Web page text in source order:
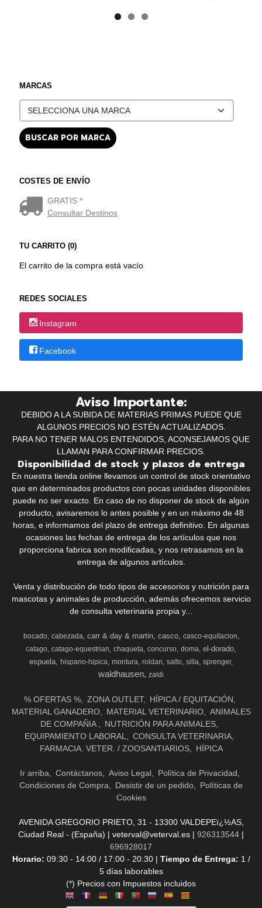
MARCAS
COSTES DE ENVÍO
GRATIS *
Consultar Destinos
TU CARRITO (0)
El carrito de la compra está vacío
REDES SOCIALES
Instagram
Facebook
Aviso Importante:
DEBIDO A LA SUBIDA DE MATERIAS PRIMAS PUEDE QUE
ALGUNOS PRECIOS NO ESTÉN ACTUALIZADOS.
PARA NO TENER MALOS ENTENDIDOS, ACONSEJAMOS QUE
LLAMAN PARA CONFIRMAR PRECIOS.
Disponibilidad de stock y plazos de entrega
En nuestra tienda online llevamos un control de stock orientativo
que en determinados productos con pocas unidades disponibles
puede no ser exacto. En caso de no disponer de stock de algún
producto, avisaremos lo antes posible y en un máximo de 48
horas, e informamos del plazo de entrega definitivo. En algunas
ocasiones las fechas de entrega de los artículos que nos
proporciona fabrica son modificadas, y nos retrasamos en la
entrega de algunos artículos.
Venta y distribución de todo tipos de accesorios y nutrición para
mascotas y animales de producción, además ofrecemos servicio
de consulta veterinaria propia y...
bocado cabezada carr & day & martin casco
casco-equitacion
catago catago-equestrian chaqueta concurso doma el-dorado
espuela
hispano-hipica montura roldan salto silla sprenger
waldhausen zaldi
% OFERTAS % ZONA OUTLET
HÍPICA / EQUITACIÓN
MATERIAL GANADERO
MATERIAL VETERINARIO
ANIMALES
DE COMPAÑIA
NUTRICIÓN PARA ANIMALES
EQUIPAMIENTO LABORAL
CONSULTA VETERINARIA
FARMACIA. VETER. / ZOOSANTIARIOS
HÍPICA
Ir arriba Contáctanos Aviso Legal
Política de Privacidad
Condiciones de Compra
Desistir de un pedido
Políticas de
Cookies
AVENIDA GREGORIO PRIETO, 31 - 13300 VALDEPEï¿½AS,
Ciudad Real - (España) | veterval@veterval.es | 926313544 |
696928017
Horario: 09:30 - 14:00 / 17:00 - 20:30 | Tiempo de Entrega: 1 /
5 días laborables
(*) Precios con Impuestos incluidos